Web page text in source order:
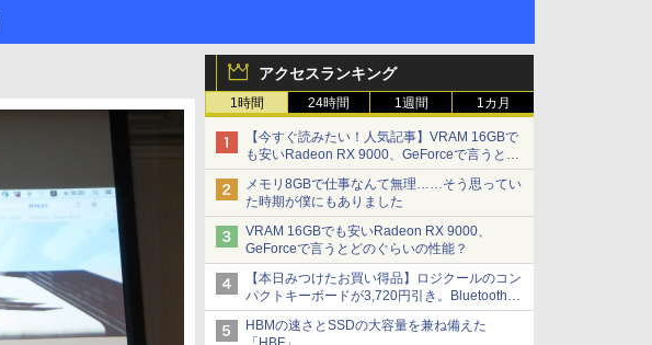
アクセスランキング
1時間 24時間 1週間 1カ月
【今すぐ読みたい！人気記事】VRAM 16GBで
も安いRadeon RX 9000、GeForceで言うとど
のぐらいの性能？ - PC Watch
メモリ8GBで仕事なんて無理……そう思ってい
た時期が僕にもありました
VRAM 16GBでも安いRadeon RX 9000、
GeForceで言うとどのぐらいの性能？
【本日みつけたお買い得品】ロジクールのコン
パクトキーボードが3,720円引き。Bluetoothで3
台接続対応
HBMの速さとSSDの大容量を兼ね備えた